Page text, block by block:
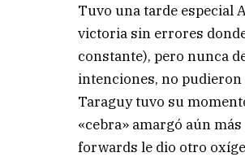
Tuvo una tarde especial
victoria sin errores
constante), pero nunca
intenciones, no
Taraguy tuvo su
«cebra» amargó aún
forwards le dio otro